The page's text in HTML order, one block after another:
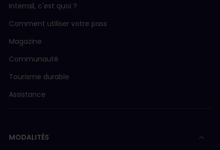
Interrail, c'est quoi ?
Comment utiliser votre pass
Magazine
Communauté
Tourisme durable
Assistance
MODALITÉS